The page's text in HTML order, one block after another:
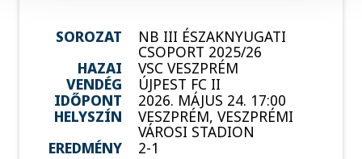
SOROZAT NB III ÉSZAKNYUGATI
CSOPORT 2025/26
HAZAI
VSC VESZPRÉM
VENDÉG
ÚJPEST FC II
IDŐPONT
2026. MÁJUS 24. 17:00
HELYSZÍN
VESZPRÉM, VESZPRÉMI
VÁROSI STADION
EREDMÉNY
2-1